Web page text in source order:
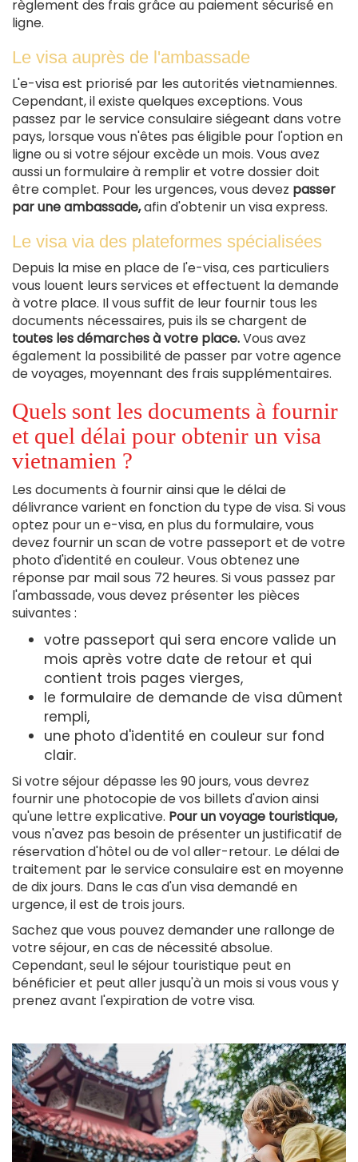
règlement des frais grâce au paiement sécurisé en
ligne.
Le visa auprès de l'ambassade
L'e-visa est priorisé par les autorités vietnamiennes.
Cependant, il existe quelques exceptions. Vous
passez par le service consulaire siégeant dans votre
pays, lorsque vous n'êtes pas éligible pour l'option en
ligne ou si votre séjour excède un mois. Vous avez
aussi un formulaire à remplir et votre dossier doit
être complet. Pour les urgences, vous devez passer
par une ambassade,afin d'obtenir un visa express.
Le visa via des plateformes spécialisées
Depuis la mise en place de l'e-visa, ces particuliers
vous louent leurs services et effectuent la demande
à votre place. Il vous suffit de leur fournir tous les
documents nécessaires, puis ils se chargent de
toutes les démarches à votre place.Vous avez
également la possibilité de passer par votre agence
de voyages, moyennant des frais supplémentaires.
Quels sont les documents à fournir
et quel délai pour obtenir un visa
vietnamien ?
Les documents à fournir ainsi que le délai de
délivrance varient en fonction du type de visa. Si vous
optez pour un e-visa, en plus du formulaire, vous
devez fournir un scan de votre passeport et de votre
photo d'identité en couleur. Vous obtenez une
réponse par mail sous 72 heures. Si vous passez par
l'ambassade, vous devez présenter les pièces
suivantes :
votre passeport qui sera encore valide un
mois après votre date de retour et qui
contient trois pages vierges,
le formulaire de demande de visa dûment
rempli,
une photo d'identité en couleur sur fond
clair.
Si votre séjour dépasse les 90 jours, vous devrez
fournir une photocopie de vos billets d'avion ainsi
qu'une lettre explicative. Pour un voyage touristique,
vous n'avez pas besoin de présenter un justificatif de
réservation d'hôtel ou de vol aller-retour. Le délai de
traitement par le service consulaire est en moyenne
de dix jours. Dans le cas d'un visa demandé en
urgence, il est de trois jours.
Sachez que vous pouvez demander une rallonge de
votre séjour, en cas de nécessité absolue.
Cependant, seul le séjour touristique peut en
bénéficier et peut aller jusqu'à un mois si vous vous y
prenez avant l'expiration de votre visa.